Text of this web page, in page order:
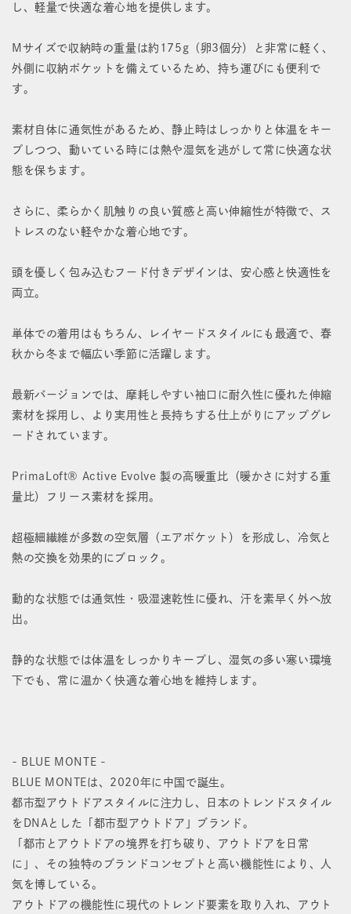
フ
リ
ー
ロ
ン
シ
ャ
ツ
の
量
減
ら
フ
リ
ー
ロ
ン
シ
ャ
ツ
量
増
や
し、軽量で快適な着心地を提供します。
Mサイズで収納時の重量は約175g（卵3個分）と非常に軽く、
外側に収納ポケットを備えているため、持ち運びにも便利で
す。
素材自体に通気性があるため、静止時はしっかりと体温をキー
プしつつ、動いている時には熱や湿気を逃がして常に快適な状
態を保ちます。
さらに、柔らかく肌触りの良い質感と高い伸縮性が特徴で、ス
トレスのない軽やかな着心地です。
頭を優しく包み込むフード付きデザインは、安心感と快適性を
両立。
単体での着用はもちろん、レイヤードスタイルにも最適で、春
秋から冬まで幅広い季節に活躍します。
最新バージョンでは、摩耗しやすい袖口に耐久性に優れた伸縮
素材を採用し、より実用性と長持ちする仕上がりにアップグレ
ードされています。
PrimaLoft® Active Evolve 製の高暖重比（暖かさに対する重
量比）フリース素材を採用。
超極細繊維が多数の空気層（エアポケット）を形成し、冷気と
熱の交換を効果的にブロック。
動的な状態では通気性・吸湿速乾性に優れ、汗を素早く外へ放
出。
静的な状態では体温をしっかりキープし、湿気の多い寒い環境
下でも、常に温かく快適な着心地を維持します。
- BLUE MONTE -
BLUE MONTEは、2020年に中国で誕生。
都市型アウトドアスタイルに注力し、日本のトレンドスタイル
をDNAとした「都市型アウトドア」ブランド。
「都市とアウトドアの境界を打ち破り、アウトドアを日常
に」、その独特のブランドコンセプトと高い機能性により、人
気を博している。
アウトドアの機能性に現代のトレンド要素を取り入れ、アウト